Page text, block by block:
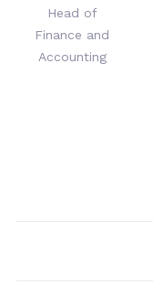
Head of
Finance and
Accounting